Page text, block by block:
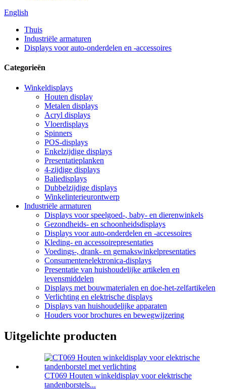
English
Thuis
Industriële armaturen
Displays voor auto-onderdelen en -accessoires
Categorieën
Winkeldisplays
Houten display
Metalen displays
Acryl displays
Vloerdisplays
Spinners
POS-displays
Enkelzijdige displays
Presentatieplanken
4-zijdige displays
Baliedisplays
Dubbelzijdige displays
Winkelinterieurontwerp
Industriële armaturen
Displays voor speelgoed-, baby- en dierenwinkels
Gezondheids- en schoonheidsdisplays
Displays voor auto-onderdelen en -accessoires
Kleding- en accessoirepresentaties
Voedings-, drank- en gemakswinkelpresentaties
Consumentenelektronica-displays
Presentatie van huishoudelijke artikelen en
levensmiddelen
Displays met bouwmaterialen en doe-het-zelfartikelen
Verlichting en elektrische displays
Displays van huishoudelijke apparaten
Houders voor brochures en bewegwijzering
Uitgelichte producten
CT069 Houten winkeldisplay voor elektrische
tandenborstels...